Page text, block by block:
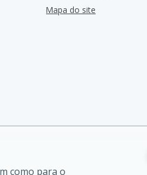
Mapa do site
como para o